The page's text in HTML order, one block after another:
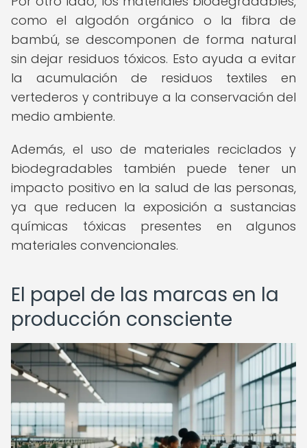
como el algodón orgánico o la fibra de
bambú, se descomponen de forma natural
sin dejar residuos tóxicos. Esto ayuda a evitar
la acumulación de residuos textiles en
vertederos y contribuye a la conservación del
medio ambiente.
Además, el uso de materiales reciclados y
biodegradables también puede tener un
impacto positivo en la salud de las personas,
ya que reducen la exposición a sustancias
químicas tóxicas presentes en algunos
materiales convencionales.
El papel de las marcas en la
producción consciente